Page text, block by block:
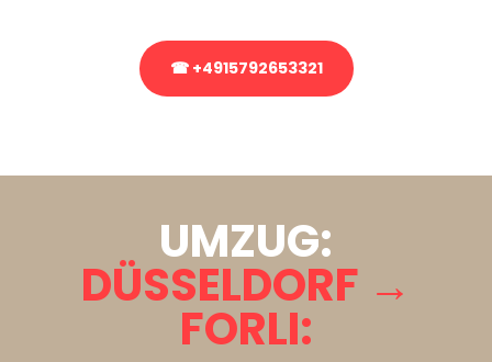
☎ +4915792653321
UMZUG:
DÜSSELDORF →
FORLI: